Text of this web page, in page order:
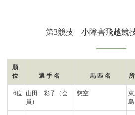
第3競技 小障害飛越競技
順
位
選手名 馬匹名
6位 山田 彩子 （会
員）
慈空
島